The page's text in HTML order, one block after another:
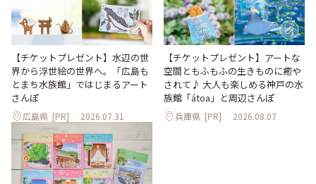
【チケットプレゼント】水辺の世
界から浮世絵の世界へ。「広島も
とまち水族館」ではじまるアート
さんぽ
広島県 [PR] 2026.07.31
【チケットプレゼント】アートな
空間ともふもふの生きものに癒や
されて♪ 大人も楽しめる神戸の水
族館「átoa」と周辺さんぽ
兵庫県 [PR] 2026.08.07